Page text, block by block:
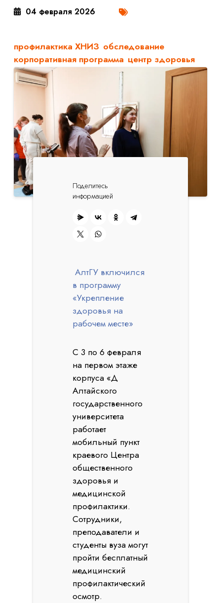
04 февраля 2026
профилактика ХНИЗ обследование
корпоративная программа центр здоровья
Поделитесь
информацией
АлтГУ включился
в программу
«Укрепление
здоровья на
рабочем месте»
С 3 по 6 февраля
на первом этаже
корпуса «Д
Алтайского
государственного
университета
работает
мобильный пункт
краевого Центра
общественного
здоровья и
медицинской
профилактики.
Сотрудники,
преподаватели и
студенты вуза могут
пройти бесплатный
медицинский
профилактический
осмотр.